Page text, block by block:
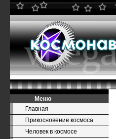
Меню
Главная
Прикосновение космоса
Человек в космосе